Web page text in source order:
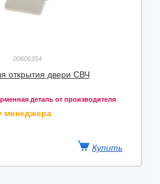
00606354
открытия двери СВЧ
деталь от производителя
менеджера